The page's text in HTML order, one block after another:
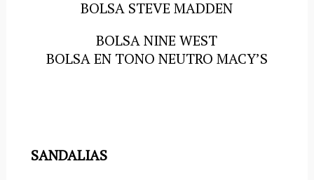
BOLSA STEVE MADDEN
BOLSA NINE WEST
BOLSA EN TONO NEUTRO MACY’S
SANDALIAS